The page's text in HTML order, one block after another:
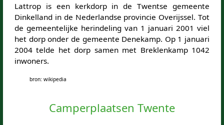
Lattrop is een kerkdorp in de Twentse gemeente
Dinkelland in de Nederlandse provincie Overijssel. Tot
de gemeentelijke herindeling van 1 januari 2001 viel
het dorp onder de gemeente Denekamp. Op 1 januari
2004 telde het dorp samen met Breklenkamp 1042
inwoners.
bron: wikipedia
Camperplaatsen Twente